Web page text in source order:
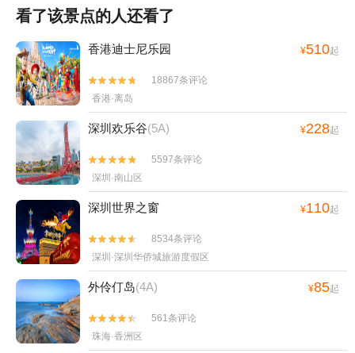
看了该景点的人还看了
香港迪士尼乐园 ¥510起


18867条评论
香港·离岛
深圳欢乐谷(5A) ¥228起


5597条评论
深圳·南山区
深圳世界之窗 ¥110起


8534条评论
深圳·深圳华侨城旅游度假区
外伶仃岛(4A) ¥85起


561条评论
珠海·香洲区